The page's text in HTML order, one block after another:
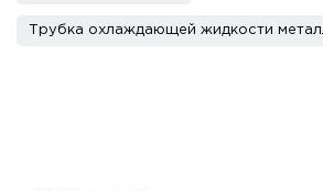
Трубка охлаждающей жидкости